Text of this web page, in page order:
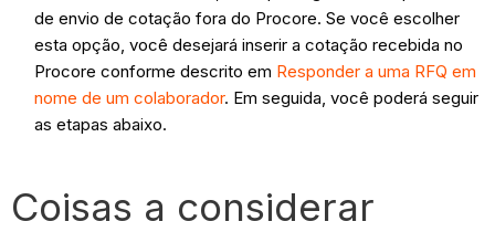
de envio de cotação fora do Procore. Se você escolher
esta opção, você desejará inserir a cotação recebida no
Procore conforme descrito em Responder a uma RFQ em
nome de um colaborador. Em seguida, você poderá seguir
as etapas abaixo.
Coisas a considerar